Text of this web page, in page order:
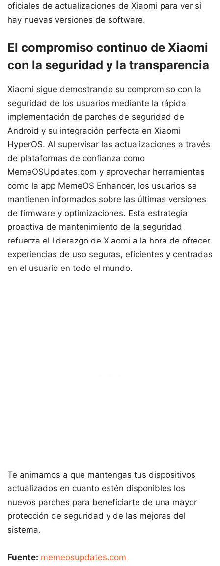
oficiales de actualizaciones de Xiaomi para ver si
hay nuevas versiones de software.
El compromiso continuo de Xiaomi
con la seguridad y la transparencia
Xiaomi sigue demostrando su compromiso con la
seguridad de los usuarios mediante la rápida
implementación de parches de seguridad de
Android y su integración perfecta en Xiaomi
HyperOS. Al supervisar las actualizaciones a través
de plataformas de confianza como
MemeOSUpdates.com y aprovechar herramientas
como la app MemeOS Enhancer, los usuarios se
mantienen informados sobre las últimas versiones
de firmware y optimizaciones. Esta estrategia
proactiva de mantenimiento de la seguridad
refuerza el liderazgo de Xiaomi a la hora de ofrecer
experiencias de uso seguras, eficientes y centradas
en el usuario en todo el mundo.
Te animamos a que mantengas tus dispositivos
actualizados en cuanto estén disponibles los
nuevos parches para beneficiarte de una mayor
protección de seguridad y de las mejoras del
sistema.
Fuente: memeosupdates.com